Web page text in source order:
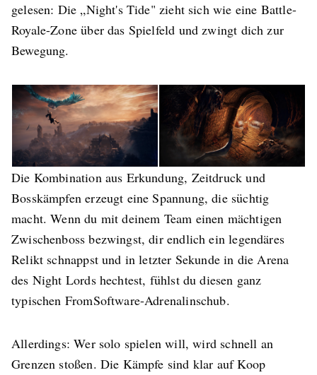
gelesen: Die „Night's Tide" zieht sich wie eine Battle-
Royale-Zone über das Spielfeld und zwingt dich zur
Bewegung.
Die Kombination aus Erkundung, Zeitdruck und
Bosskämpfen erzeugt eine Spannung, die süchtig
macht. Wenn du mit deinem Team einen mächtigen
Zwischenboss bezwingst, dir endlich ein legendäres
Relikt schnappst und in letzter Sekunde in die Arena
des Night Lords hechtest, fühlst du diesen ganz
typischen FromSoftware-Adrenalinschub.
Allerdings: Wer solo spielen will, wird schnell an
Grenzen stoßen. Die Kämpfe sind klar auf Koop